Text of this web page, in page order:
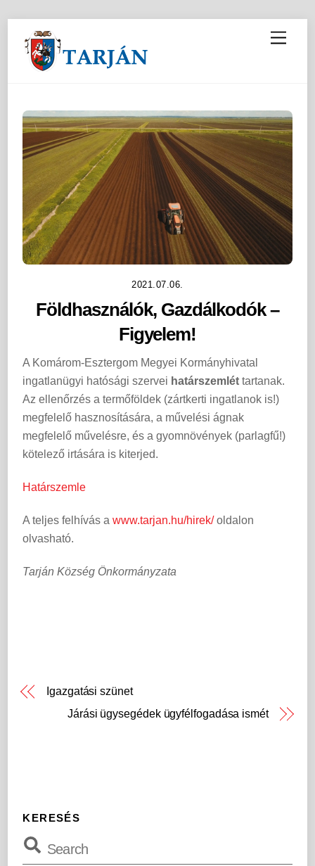
M
e
2021.07.06.
Földhasználók, Gazdálkodók –
Figyelem!
A Komárom-Esztergom Megyei Kormányhivatal
ingatlanügyi hatósági szervei határszemlét tartanak.
Az ellenőrzés a termőföldek (zártkerti ingatlanok is!)
megfelelő hasznosítására, a művelési ágnak
megfelelő művelésre, és a gyomnövények (parlagfű!)
kötelező irtására is kiterjed.
Határszemle
A teljes felhívás awww.tarjan.hu/hirek/oldalon
olvasható.
Tarján Község Önkormányzata
Igazgatási szünet
Járási ügysegédek ügyfélfogadása ismét
KERESÉS